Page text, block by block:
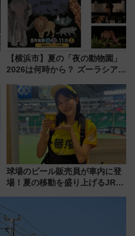
【横浜市】夏の「夜の動物園」
2026は何時から？ ズーラシア・
見どころ、限定イベントを徹底
解説！
球場のビール販売員が車内に登
場！夏の移動を盛り上げるJR九
スとコラボ